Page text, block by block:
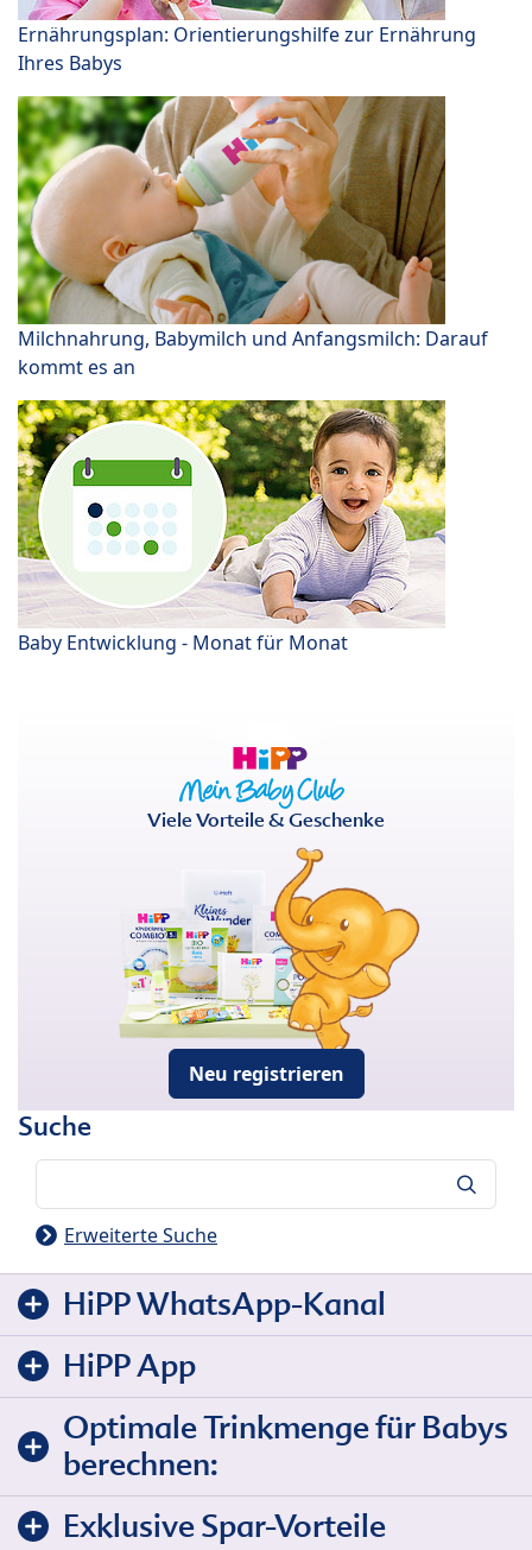
Ernährungsplan: Orientierungshilfe zur Ernährung
Ihres Babys
Milchnahrung, Babymilch und Anfangsmilch: Darauf
kommt es an
Baby Entwicklung - Monat für Monat
Viele Vorteile & Geschenke
Neu registrieren
Suche
Erweiterte Suche
HiPP WhatsApp-Kanal
HiPP App
Optimale Trinkmenge für Babys
berechnen:
Exklusive Spar-Vorteile